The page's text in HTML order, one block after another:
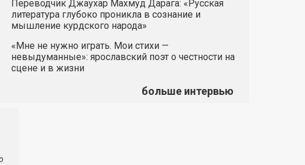
Переводчик Джаухар Махмуд Дарага: «Русская
литература глубоко проникла в сознание и
мышление курдского народа»
«Мне не нужно играть. Мои стихи —
невыдуманные»: ярославский поэт о честности на
сцене и в жизни
больше интервью